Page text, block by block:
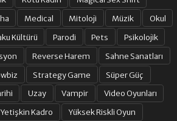
30. BÖLÜM
32. BÖLÜM
34. BÖLÜM
Medical Mitoloji Müzik
Okul
Kültürü Parodi Pets
Psikolojik
Reverse Harem
Sahne Sanatları
Strategy Game
Süper Güç
Uzay Vampir
Video Oyunları
Yetişkin Kadro
Yüksek Riskli Oyun